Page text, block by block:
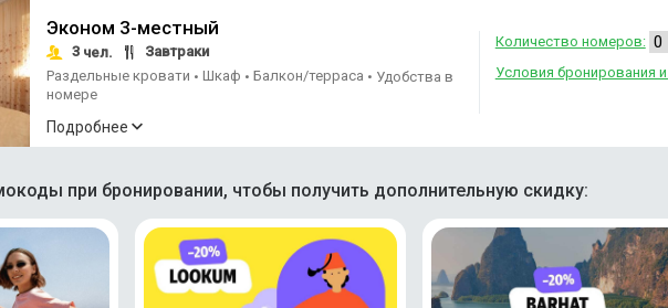
Эконом 3-местный
3 чел.
Завтраки
Раздельные кровати • Шкаф • Балкон/терраса • Удобства в
номере
Подробнее
Количество номеров:
Условия бронирования
при бронировании, чтобы получить дополнительную скидку: